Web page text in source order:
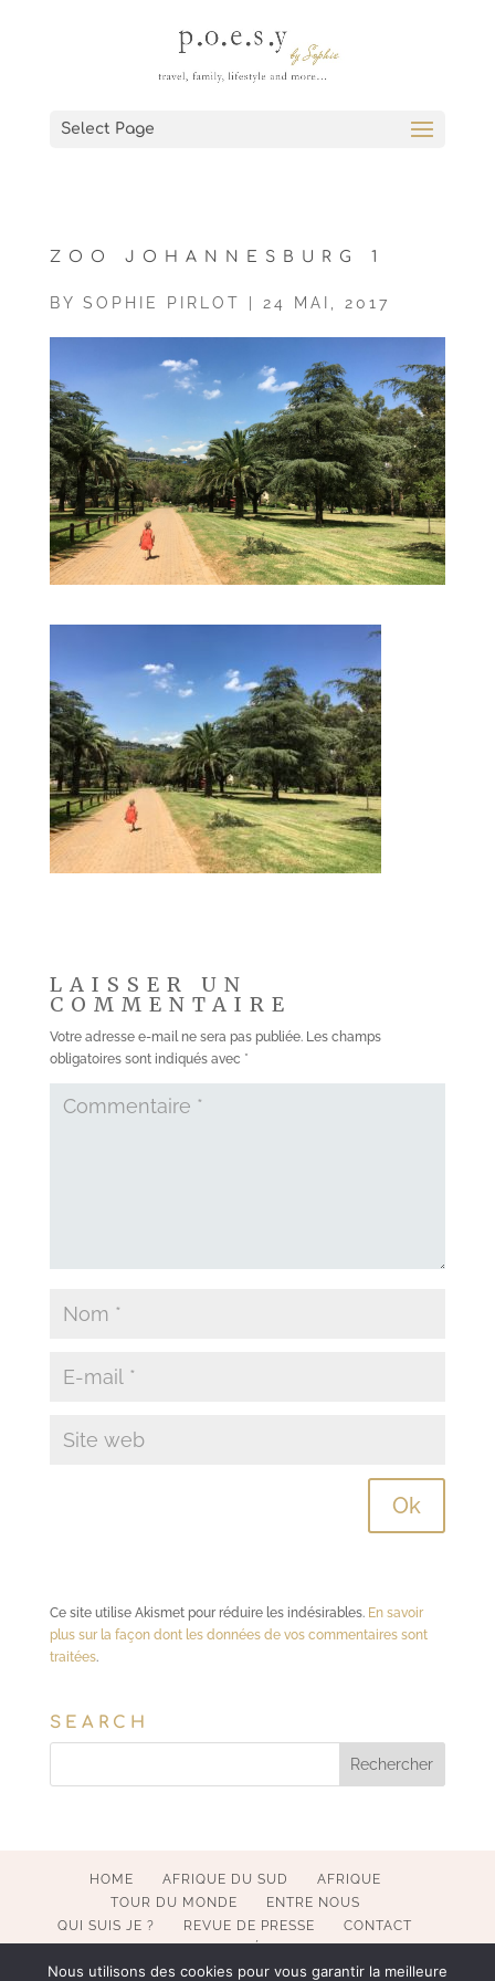
Select Page
ZOO JOHANNESBURG 1
BY SOPHIE PIRLOT 24 MAI, 2017
LAISSER UN
COMMENTAIRE
Votre adresse e-mail ne sera pas publiée. Les champs
obligatoires sont indiqués avec *
Ce site utilise Akismet pour réduire les indésirables. En savoir
plus sur la façon dont les données de vos commentaires sont
traitées.
SEARCH
HOME AFRIQUE DU SUD
AFRIQUE
TOUR DU MONDE
ENTRE NOUS
QUI SUIS JE ?
REVUE DE PRESSE
CONTACT
Nous utilisons des cookies pour vous garantir la meilleure